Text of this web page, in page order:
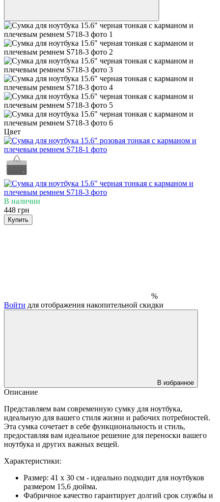
Цвет
В наличии
448 грн
Купить
%
Войти для отображения накопительной скидки
В избранное
Описание
Представляем вам современную сумку для ноутбука,
идеальную для вашего стиля жизни и рабочих потребностей.
Эта сумка сочетает в себе функциональность и стиль,
предоставляя вам идеальное решение для переноски вашего
ноутбука и других важных вещей.
Характеристики:
Размер: 41 x 30 см - идеально подходит для ноутбуков
размером 15,6 дюйма.
Фабричное качество гарантирует долгий срок службы и